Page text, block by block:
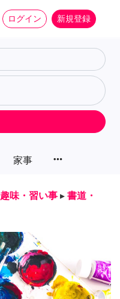
ログイン 新規登録
家事 more_horiz
趣味・習い事 ▸ 書道・